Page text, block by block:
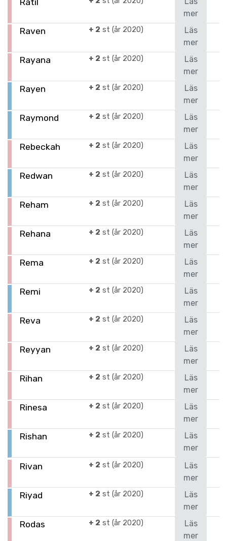
mer
Raven + 2 st (år 2020)
Läs
mer
Rayana + 2 st (år 2020)
Läs
mer
Rayen + 2 st (år 2020)
Läs
mer
Raymond + 2 st (år 2020)
Läs
mer
Rebeckah + 2 st (år 2020)
Läs
mer
Redwan + 2 st (år 2020)
Läs
mer
Reham + 2 st (år 2020)
Läs
mer
Rehana + 2 st (år 2020)
Läs
mer
Rema + 2 st (år 2020)
Läs
mer
Remi + 2 st (år 2020)
Läs
mer
Reva + 2 st (år 2020)
Läs
mer
Reyyan + 2 st (år 2020)
Läs
mer
Rihan + 2 st (år 2020)
Läs
mer
Rinesa + 2 st (år 2020)
Läs
mer
Rishan + 2 st (år 2020)
Läs
mer
Rivan + 2 st (år 2020)
Läs
mer
Riyad + 2 st (år 2020)
Läs
mer
Rodas + 2 st (år 2020)
Läs
mer